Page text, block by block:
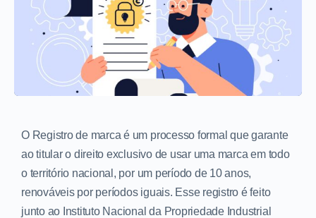
O Registro de marca é um processo formal que garante
ao titular o direito exclusivo de usar uma marca em todo
o território nacional, por um período de 10 anos,
renováveis por períodos iguais. Esse registro é feito
junto ao Instituto Nacional da Propriedade Industrial